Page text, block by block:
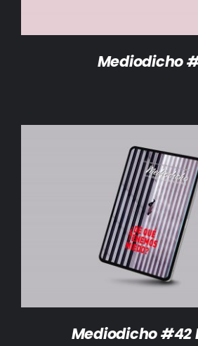
Mediodicho
AÑADIR AL CARRITO /
Mediodicho #42